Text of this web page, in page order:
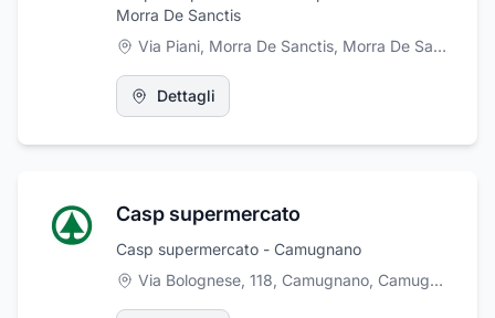
Morra De Sanctis
Via Piani, Morra De Sanctis, Morra De Sanctis
Dettagli
Casp supermercato
Casp supermercato - Camugnano
Via Bolognese, 118, Camugnano, Camugnano